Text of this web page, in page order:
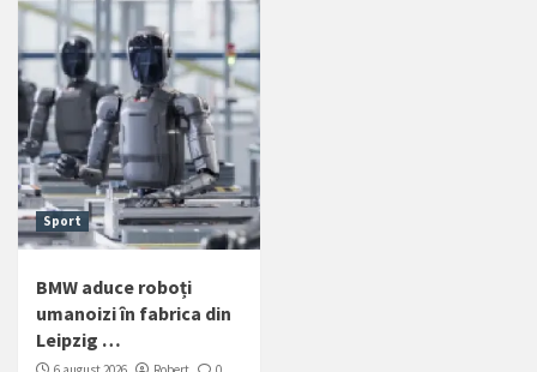
Sport
BMW aduce roboți
umanoizi în fabrica din
Leipzig …